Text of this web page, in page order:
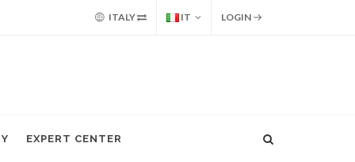
ITALY IT LOGIN
EXPERT CENTER